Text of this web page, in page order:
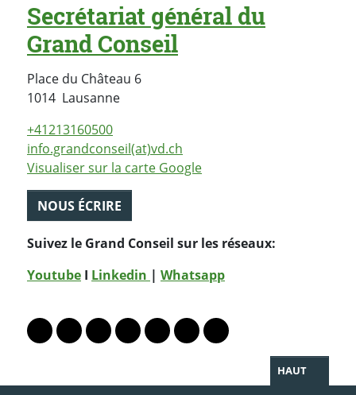
Secrétariat général du
Grand Conseil
Place du Château 6
1014 LausanneSuisse
+41213160500
info.grandconseil(at)vd.ch
Visualiser sur la carte Google
NOUS ÉCRIRE
Suivez le Grand Conseil sur les réseaux:
Youtube I Linkedin | Whatsapp
Lien vers le profil Mastodon
Lien vers le profil Bluesky
Lien vers le profil Instagram
Lien vers le profil Linkedin
Lien vers le profil Facebook
Lien vers le profil Twitter
Partager par WhatsApp
HAUT